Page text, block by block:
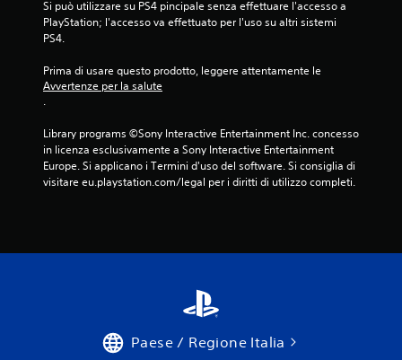
Si può utilizzare su PS4 pincipale senza effettuare l'accesso a
PlayStation; l'accesso va effettuato per l'uso su altri sistemi
PS4.
Prima di usare questo prodotto, leggere attentamente le
Avvertenze per la salute
.
Library programs ©Sony Interactive Entertainment Inc. concesso
in licenza esclusivamente a Sony Interactive Entertainment
Europe. Si applicano i Termini d'uso del software. Si consiglia di
visitare eu.playstation.com/legal per i diritti di utilizzo completi.
Paese / Regione Italia